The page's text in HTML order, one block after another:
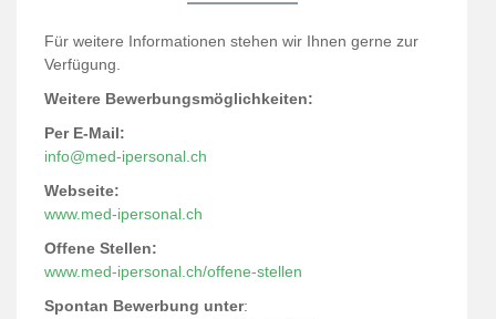
Für weitere Informationen stehen wir Ihnen gerne zur
Verfügung.
Weitere Bewerbungsmöglichkeiten:
Per E-Mail:
info@med-ipersonal.ch
Webseite:
www.med-ipersonal.ch
Offene Stellen:
www.med-ipersonal.ch/offene-stellen
Spontan Bewerbung unter: